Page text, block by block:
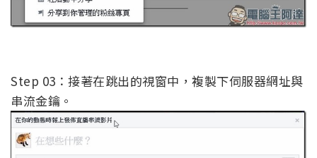
Step 03：接著在跳出的視窗中，複製下伺服器網址與
串流金鑰。